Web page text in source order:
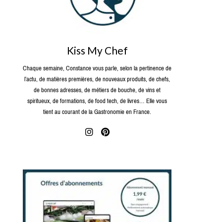
Kiss My Chef
Chaque semaine, Constance vous parle, selon la pertinence de
l’actu, de matières premières, de nouveaux produits, de chefs,
de bonnes adresses, de métiers de bouche, de vins et
spiritueux, de formations, de food tech, de livres… Elle vous
tient au courant de la Gastronomie en France.